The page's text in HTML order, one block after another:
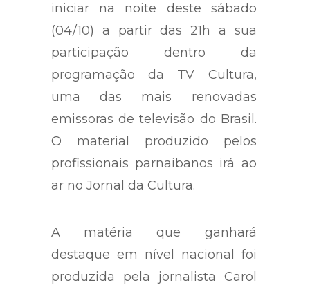
iniciar na noite deste sábado
(04/10) a partir das 21h a sua
participação dentro da
programação da TV Cultura,
uma das mais renovadas
emissoras de televisão do Brasil.
O material produzido pelos
profissionais parnaibanos irá ao
ar no Jornal da Cultura.
A matéria que ganhará
destaque em nível nacional foi
produzida pela jornalista Carol